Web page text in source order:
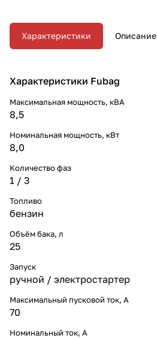
Характеристики Описание
Характеристики Fubag
Максимальная мощность, кВА
8,5
Номинальная мощность, кВт
8,0
Количество фаз
1 / 3
Топливо
бензин
Объём бака, л
25
Запуск
ручной / электростартер
Максимальный пусковой ток, А
70
Номинальный ток, A